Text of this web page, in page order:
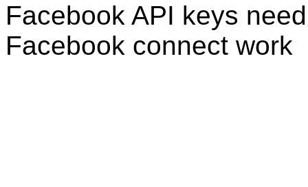
Facebook API keys
Facebook connect work